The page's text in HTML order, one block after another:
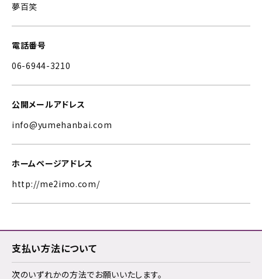
夢百笑
電話番号
06-6944-3210
公開メールアドレス
info@yumehanbai.com
ホームページアドレス
http://me2imo.com/
支払い方法について
次のいずれかの方法でお願いいたします。